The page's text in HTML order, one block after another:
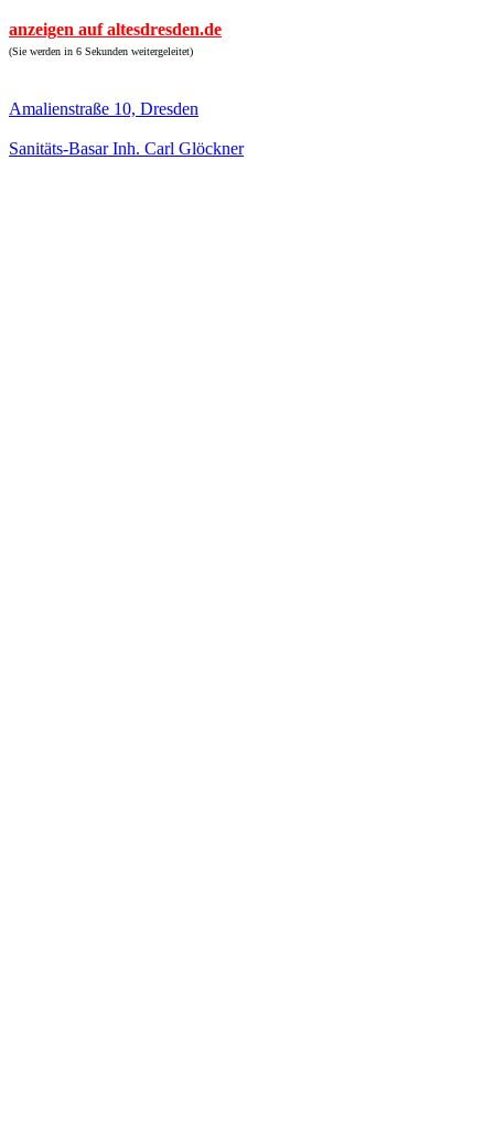
anzeigen auf altesdresden.de
(Sie werden in 6 Sekunden weitergeleitet)
Amalienstraße 10, Dresden
Sanitäts-Basar Inh. Carl Glöckner